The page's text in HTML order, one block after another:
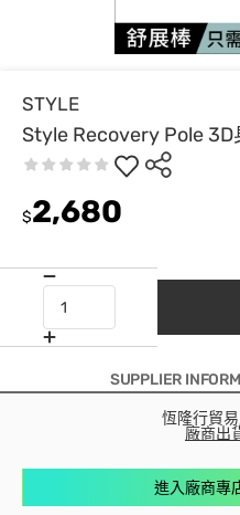
STYLE
Style Recovery Pole 3D
$2,680
SUPPLIER
恆隆行貿
廠商出
進入廠商專